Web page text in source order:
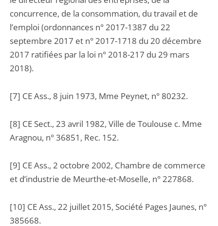
concurrence, de la consommation, du travail et de
l’emploi (ordonnances n° 2017-1387 du 22
septembre 2017 et n° 2017-1718 du 20 décembre
2017 ratifiées par la loi n° 2018-217 du 29 mars
2018).
[7] CE Ass., 8 juin 1973, Mme Peynet, n° 80232.
[8] CE Sect., 23 avril 1982, Ville de Toulouse c. Mme
Aragnou, n° 36851, Rec. 152.
[9] CE Ass., 2 octobre 2002, Chambre de commerce
et d’industrie de Meurthe-et-Moselle, n° 227868.
[10] CE Ass., 22 juillet 2015, Société Pages Jaunes, n°
385668.